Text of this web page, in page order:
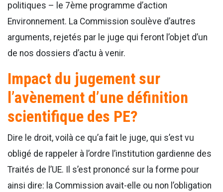
politiques – le 7ème programme d’action
Environnement. La Commission soulève d’autres
arguments, rejetés par le juge qui feront l’objet d’un
de nos dossiers d’actu à venir.
Impact du jugement sur
l’avènement d’une définition
scientifique des PE?
Dire le droit, voilà ce qu’a fait le juge, qui s’est vu
obligé de rappeler à l’ordre l’institution gardienne des
Traités de l’UE. Il s’est prononcé sur la forme pour
ainsi dire: la Commission avait-elle ou non l’obligation